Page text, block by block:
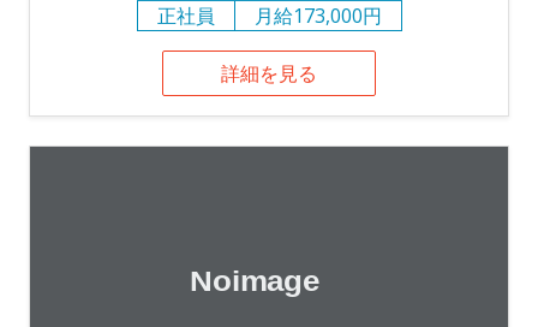
正社員
月給173,000円
詳細を見る